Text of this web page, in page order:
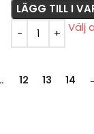
LÄGG TILL I
Välj
12 13 14